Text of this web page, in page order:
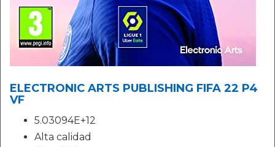
ELECTRONIC ARTS PUBLISHING FIFA 22 P4
VF
5.03094E+12
Alta calidad